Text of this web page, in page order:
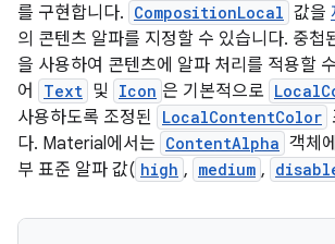
를 구현합니다. CompositionLocal 값을
의 콘텐츠 알파를 지정할 수 있습니다. 중첩
을 사용하여 콘텐츠에 알파 처리를 적용할
어
Text 및 Icon 은 기본적으로
사용하도록 조정된 LocalContentColor
다. Material에서는 ContentAlpha 객체
부 표준 알파 값( high , medium ,